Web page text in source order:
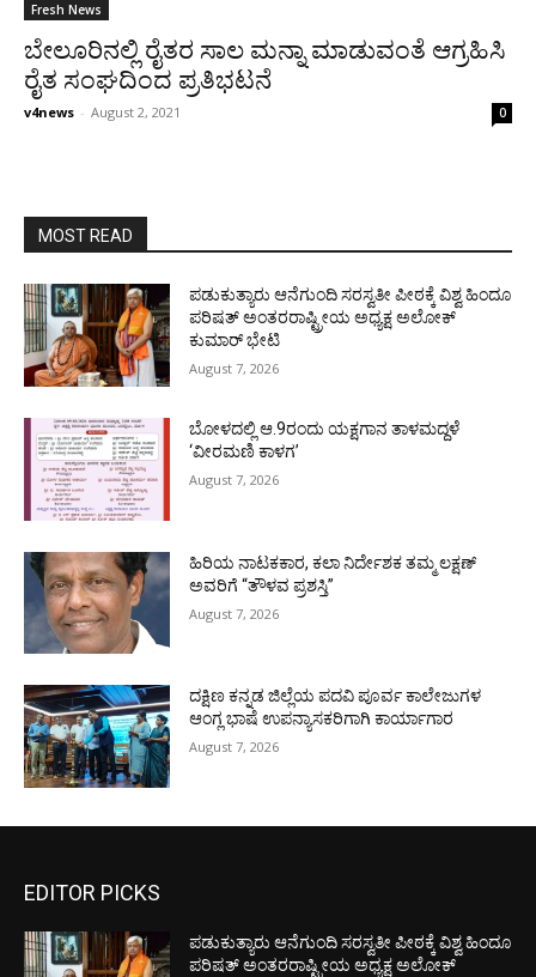
Fresh News
ಬೇಲೂರಿನಲ್ಲಿ ರೈತರ ಸಾಲ ಮನ್ನಾ ಮಾಡುವಂತೆ ಆಗ್ರಹಿಸಿ
ರೈತ ಸಂಘದಿಂದ ಪ್ರತಿಭಟನೆ
v4news - August 2, 2021 0
MOST READ
ಪಡುಕುತ್ಯಾರು ಆನೆಗುಂದಿ ಸರಸ್ವತೀ ಪೀಠಕ್ಕೆ ವಿಶ್ವ ಹಿಂದೂ
ಪರಿಷತ್ ಅಂತರರಾಷ್ಟ್ರೀಯ ಅಧ್ಯಕ್ಷ ಅಲೋಕ್
ಕುಮಾರ್ ಭೇಟಿ
August 7, 2026
ಬೋಳದಲ್ಲಿ ಆ.9ರಂದು ಯಕ್ಷಗಾನ ತಾಳಮದ್ದಳೆ
‘ವೀರಮಣಿ ಕಾಳಗ’
August 7, 2026
ಹಿರಿಯ ನಾಟಕಕಾರ, ಕಲಾ ನಿರ್ದೇಶಕ ತಮ್ಮ ಲಕ್ಷಣ್
ಅವರಿಗೆ “ತೌಳವ ಪ್ರಶಸ್ತಿ”
August 7, 2026
ದಕ್ಷಿಣ ಕನ್ನಡ ಜಿಲ್ಲೆಯ ಪದವಿ ಪೂರ್ವ ಕಾಲೇಜುಗಳ
ಆಂಗ್ಲ ಭಾಷೆ ಉಪನ್ಯಾಸಕರಿಗಾಗಿ ಕಾರ್ಯಾಗಾರ
August 7, 2026
EDITOR PICKS
ಪಡುಕುತ್ಯಾರು ಆನೆಗುಂದಿ ಸರಸ್ವತೀ ಪೀಠಕ್ಕೆ ವಿಶ್ವ ಹಿಂದೂ
ಪರಿಷತ್ ಅಂತರರಾಷ್ಟ್ರೀಯ ಅಧ್ಯಕ್ಷ ಅಲೋಕ್